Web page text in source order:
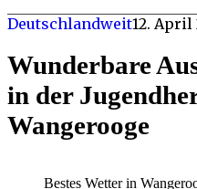
Deutschlandweit12. April
Wunderbare
in der
Wangerooge
Bestes Wetter in